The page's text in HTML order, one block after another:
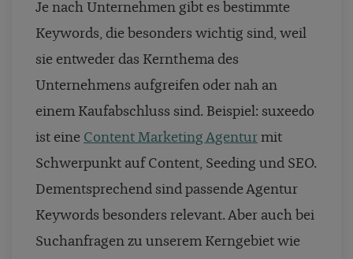
Je nach Unternehmen gibt es bestimmte
Keywords, die besonders wichtig sind, weil
sie entweder das Kernthema des
Unternehmens aufgreifen oder nah an
einem Kaufabschluss sind. Beispiel: suxeedo
ist eine Content Marketing Agentur mit
Schwerpunkt auf Content, Seeding und SEO.
Dementsprechend sind passende Agentur
Keywords besonders relevant. Aber auch bei
Suchanfragen zu unserem Kerngebiet wie